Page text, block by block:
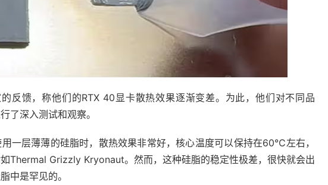
反馈，称他们的RTX 40显卡散热效果逐渐变差。为此，他们对不同品
了深入测试和观察。
一层薄薄的硅脂时，散热效果非常好，核心温度可以保持在60℃左右，
Thermal Grizzly Kryonaut。然而，这种硅脂的稳定性极差，很快就会出
中是罕见的。